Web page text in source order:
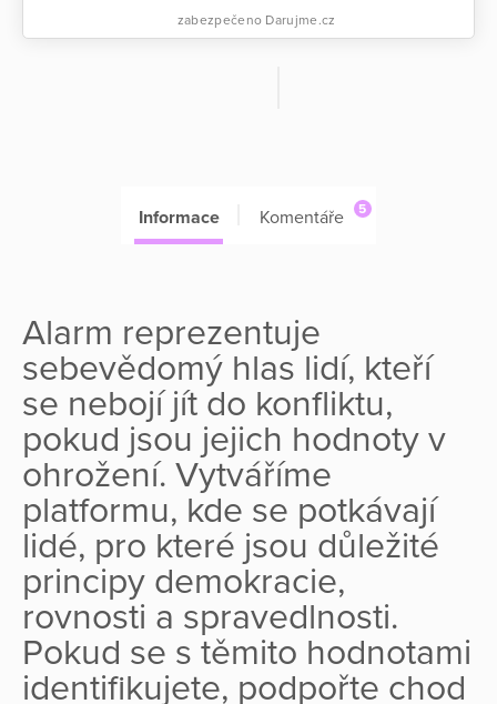
zabezpečeno Darujme.cz
Informace Komentáře 5
Alarm reprezentuje
sebevědomý hlas lidí, kteří
se nebojí jít do konfliktu,
pokud jsou jejich hodnoty v
ohrožení. Vytváříme
platformu, kde se potkávají
lidé, pro které jsou důležité
principy demokracie,
rovnosti a spravedlnosti.
Pokud se s těmito hodnotami
identifikujete, podpořte chod